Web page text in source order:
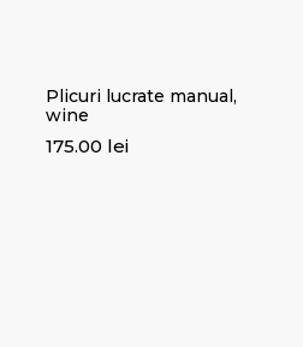
Plicuri lucrate manual,
wine
175.00 lei